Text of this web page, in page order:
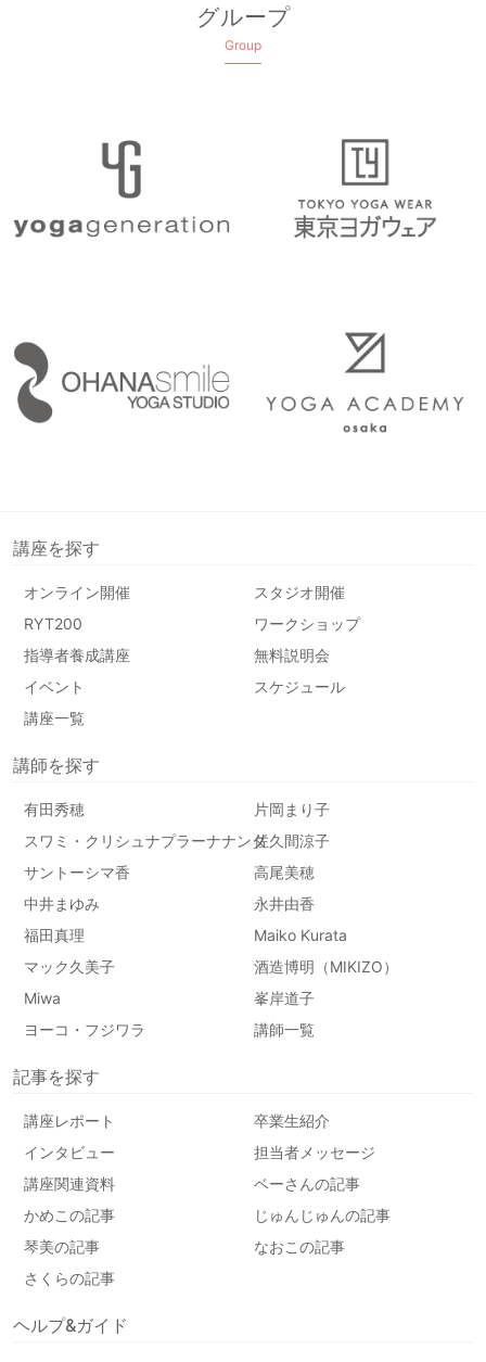
グループ
Group
講座を探す
オンライン開催
スタジオ開催
RYT200
ワークショップ
指導者養成講座
無料説明会
イベント
スケジュール
講座一覧
講師を探す
有田秀穂
片岡まり子
スワミ・クリシュナプラーナナンダ佐久間涼子
サントーシマ香
高尾美穂
中井まゆみ
永井由香
福田真理
Maiko Kurata
マック久美子
酒造博明（MIKIZO）
Miwa
峯岸道子
ヨーコ・フジワラ
講師一覧
記事を探す
講座レポート
卒業生紹介
インタビュー
担当者メッセージ
講座関連資料
ベーさんの記事
かめこの記事
じゅんじゅんの記事
琴美の記事
なおこの記事
さくらの記事
ヘルプ&ガイド